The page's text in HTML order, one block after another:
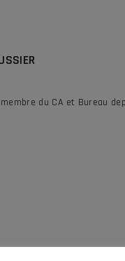
du CA et Bureau